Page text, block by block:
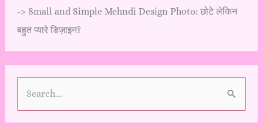
-> Small and Simple Mehndi Design Photo: छोटे लेकिन
बहुत प्यारे डिज़ाइन?